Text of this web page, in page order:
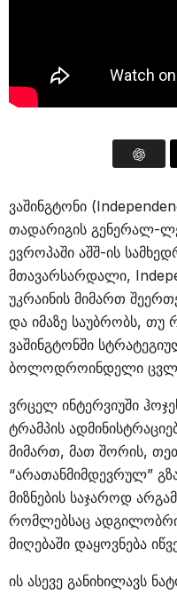
ვაშინგტონი
თადარიგის გენერალ-
ევროპაში აშშ-ის
მთავარსარდალი,
უკრაინის მიმართ
და იმაზე საუბრობს, თუ
ვაშინგტონში
ბოლოდროინდელი
ვრცელ ინტერვიუში
ტრამპის
მიმართ, მათ შორის,
“არათანმიმდევრულ”
მიზნების საჯაროდ
რომლებსაც
მიღებაში დაყოვნება
ის ასევე განიხილავს